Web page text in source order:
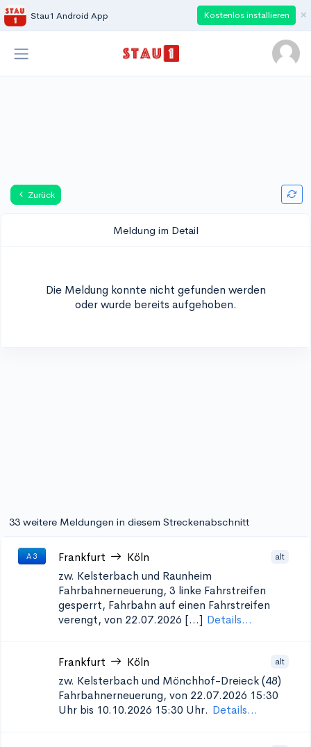
Stau1 Android App Kostenlos installieren ×
Zurück
Meldung im Detail
Die Meldung konnte nicht gefunden werden
oder wurde bereits aufgehoben.
33 weitere Meldungen in diesem Streckenabschnitt
A 3 Frankfurt Köln alt
zw. Kelsterbach und Raunheim
Fahrbahnerneuerung, 3 linke Fahrstreifen
gesperrt, Fahrbahn auf einen Fahrstreifen
verengt, von 22.07.2026 [...] Details...
Frankfurt Köln alt
zw. Kelsterbach und Mönchhof-Dreieck (48)
Fahrbahnerneuerung, von 22.07.2026 15:30
Uhr bis 10.10.2026 15:30 Uhr. Details...